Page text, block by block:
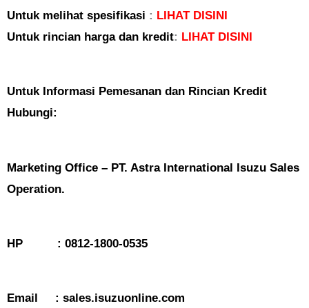
Untuk melihat spesifikasi : LIHAT DISINI
Untuk rincian harga dan kredit: LIHAT DISINI
Untuk Informasi Pemesanan dan Rincian Kredit
Hubungi:
Marketing Office – PT. Astra International Isuzu Sales
Operation.
HP : 0812-1800-0535
Email : sales.isuzuonline.com